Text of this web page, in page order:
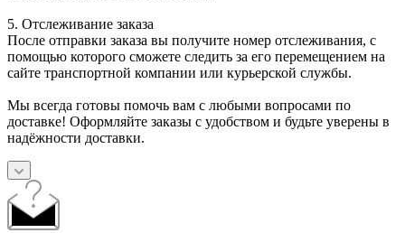
5. Отслеживание заказа
После отправки заказа вы получите номер отслеживания, с
помощью которого сможете следить за его перемещением на
сайте транспортной компании или курьерской службы.
Мы всегда готовы помочь вам с любыми вопросами по
доставке! Оформляйте заказы с удобством и будьте уверены в
надёжности доставки.